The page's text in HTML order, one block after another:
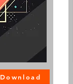
Download